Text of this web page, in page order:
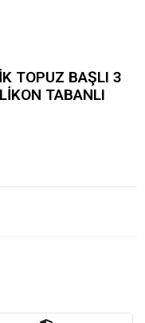
TOPUZ BAŞLI 3
TABANLI